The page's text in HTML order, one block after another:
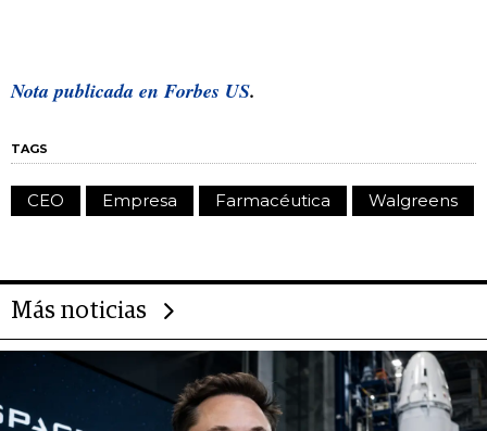
Nota publicada en Forbes US.
TAGS
CEO Empresa Farmacéutica Walgreens
Más noticias